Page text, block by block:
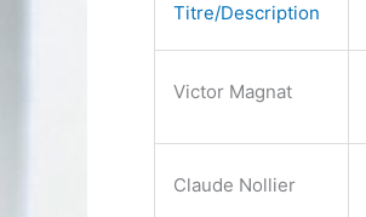
Titre/Description
Victor Magnat
Claude Nollier